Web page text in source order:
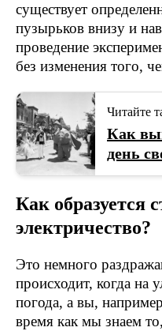
существует
пузырьков внизу и
проведение
без изменения того,
Читайте
Как
день
Как образуется
электричество?
Это немного
происходит, когда на
погода, а вы,
время как мы знаем